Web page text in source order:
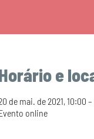
e
de mai. de 2021, 10:00 –
online